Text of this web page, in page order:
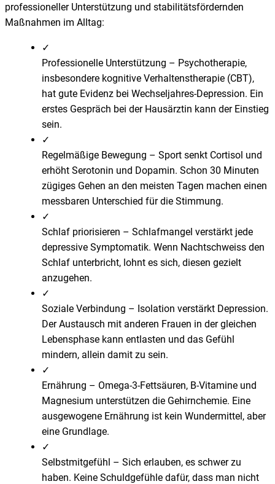
professioneller Unterstützung und stabilitätsfördernden
Maßnahmen im Alltag:
✓
Professionelle Unterstützung – Psychotherapie,
insbesondere kognitive Verhaltenstherapie (CBT),
hat gute Evidenz bei Wechseljahres-Depression. Ein
erstes Gespräch bei der Hausärztin kann der Einstieg
sein.
✓
Regelmäßige Bewegung – Sport senkt Cortisol und
erhöht Serotonin und Dopamin. Schon 30 Minuten
zügiges Gehen an den meisten Tagen machen einen
messbaren Unterschied für die Stimmung.
✓
Schlaf priorisieren – Schlafmangel verstärkt jede
depressive Symptomatik. Wenn Nachtschweiss den
Schlaf unterbricht, lohnt es sich, diesen gezielt
anzugehen.
✓
Soziale Verbindung – Isolation verstärkt Depression.
Der Austausch mit anderen Frauen in der gleichen
Lebensphase kann entlasten und das Gefühl
mindern, allein damit zu sein.
✓
Ernährung – Omega-3-Fettsäuren, B-Vitamine und
Magnesium unterstützen die Gehirnchemie. Eine
ausgewogene Ernährung ist kein Wundermittel, aber
eine Grundlage.
✓
Selbstmitgefühl – Sich erlauben, es schwer zu
haben. Keine Schuldgefühle dafür, dass man nicht